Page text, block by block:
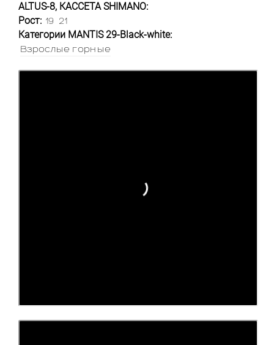
ALTUS-8, КАССЕТА SHIMANO:
Рост: 19 21
Категории MANTIS 29-Black-white:
Взрослые горные